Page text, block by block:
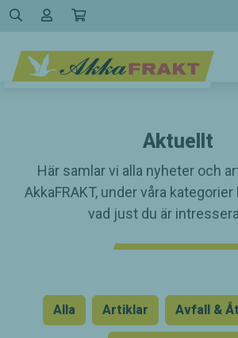
Hoppa
Aktuellt
Här samlar vi alla nyheter och
AkkaFRAKT, under våra
vad just du är
Alla Artiklar Avfall &